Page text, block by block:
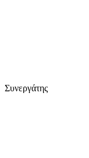
Συνεργάτης